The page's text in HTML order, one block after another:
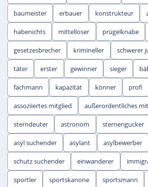
baumeister erbauer konstrukteur
habenichts mittelloser prügelknabe
gesetzesbrecher krimineller schwerer
täter erster gewinner sieger
fachmann kapazität könner profi
assoziiertes mitglied außerordentliches
sterndeuter astronom sternengucker
asyl suchender asylant asylbewerber
schutz suchender einwanderer
sportler sportskanone sportsmann